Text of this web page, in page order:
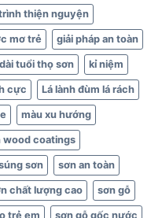
thiện nguyện
mơ trẻ giải pháp an toàn
tuổi thọ sơn kỉ niệm
cực Lá lành đùm lá rách
màu xu hướng
wood coatings
sơn sơn an toàn
chất lượng cao sơn gỗ
trẻ em sơn gỗ gốc nước